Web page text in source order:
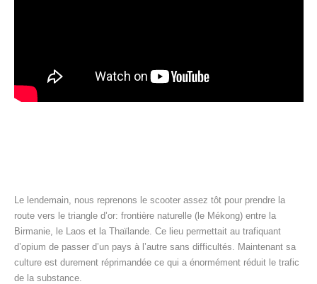
Le lendemain, nous reprenons le scooter assez tôt pour prendre la
route vers le triangle d’or: frontière naturelle (le Mékong) entre la
Birmanie, le Laos et la Thaïlande. Ce lieu permettait au trafiquant
d’opium de passer d’un pays à l’autre sans difficultés. Maintenant sa
culture est durement réprimandée ce qui a énormément réduit le trafic
de la substance.